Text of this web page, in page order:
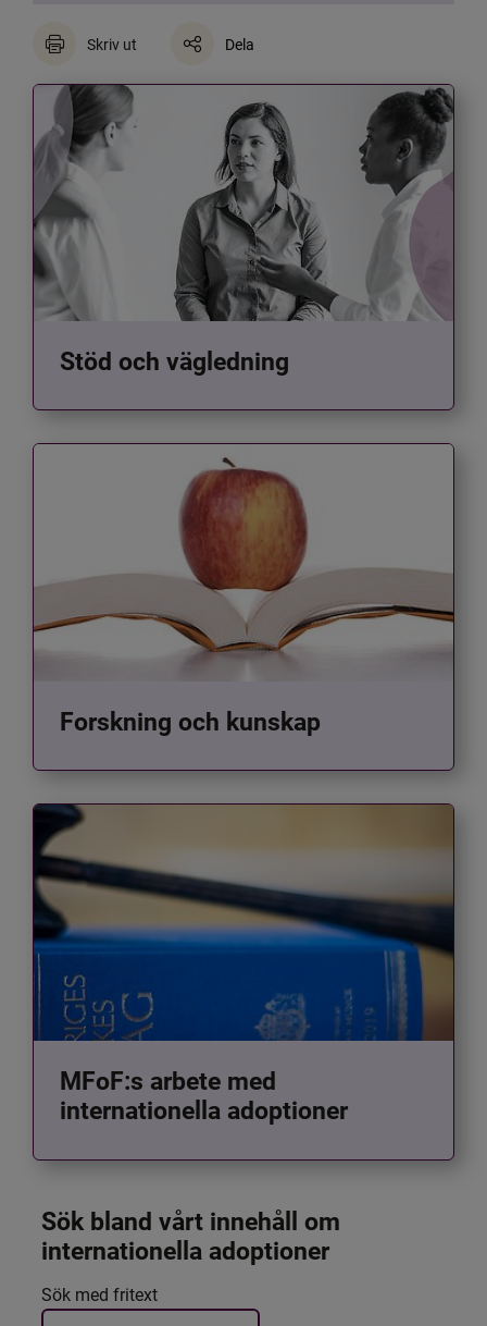
Skriv ut Dela
Stöd och vägledning
Forskning och kunskap
MFoF:s arbete med
internationella adoptioner
Sök bland vårt innehåll om
internationella adoptioner
Filtrera resultatet
Det här formuläret postas automatiskt
Sök med fritext